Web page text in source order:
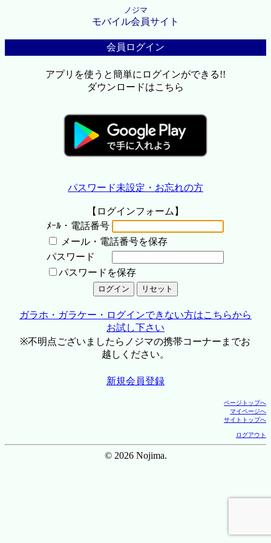
ノジマ
モバイル会員サイト
会員ログイン
アプリを使うと簡単にログインができる!!
ダウンロードはこちら
パスワード未設定・お忘れの方
【ログインフォーム】
ﾒｰﾙ・電話番号
メール・電話番号を保存
パスワード
パスワードを保存
ガラホ・ガラケー・ログインできない方はこちらから
お試し下さい
※不明点ございましたらノジマの携帯コーナーまでお
越しください。
新規会員登録
ページトップへ
マイページへ
サイトトップへ
ログアウト
© 2026 Nojima.